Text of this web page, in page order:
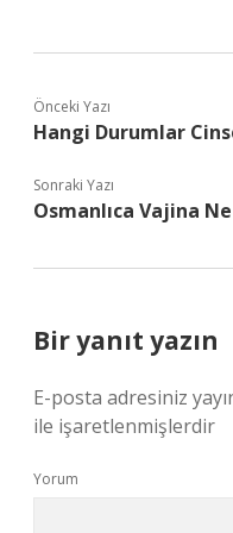
Önceki Yazı
Hangi Durumlar
Sonraki Yazı
Osmanlıca Vajina
Bir yanıt yazın
E-posta adresiniz
ile işaretlenmişlerdir
Yorum